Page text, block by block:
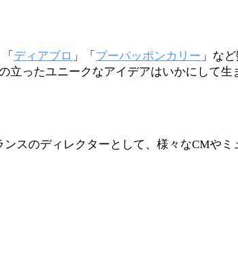
ディアブロ 」「 プーパッポンカリー 」な
ったユニークなアイデアはいかにして
スのディレクターとして、様々なCMやミ